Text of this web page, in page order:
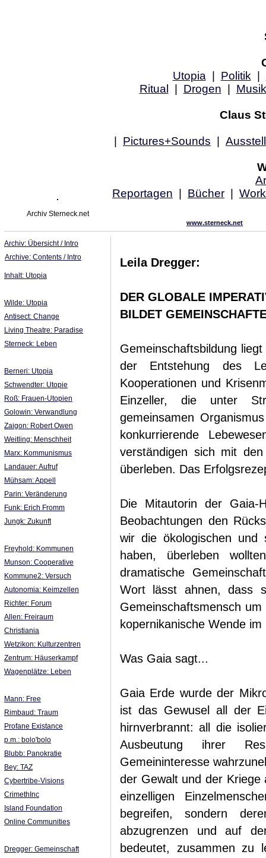
Utopia
Politik
Ritual
Drogen Musik
Claus
Pictures+Sounds
Reportagen
Bücher
Archiv Sterneck.net
www.sterneck.net
Archiv: Übersicht / Intro
Archive: Contents / Intro
Inhalt: Utopia
Wilde: Utopia
Antisect: Change
Living Theatre: Paradise
Sterneck: Leben
Berneri: Utopia
Schwendter: Utopie
Roß: Frauen-Utopien
Golowin: Verwandlung
Zaigon: Robert Owen
Weitling: Menschheit
Marx: Kommunismus
Landauer: Aufruf
Mühsam: Appell
Parin: Veränderung
Funk: Erich Fromm
Jungk: Zukunft
Freyhold: Kommunen
Munson: Cooperative
Kommune2: Versuch
Autonomia: Keimzellen
Richter: Forum
Allen: Freiraum
Christiania
Wetzikon: Kulturzentren
Zentrum: Häuserkampf
Wagenplätze: Leben
Mann: Free
Rimbaud: Traum
Profane Existance
p.m.: bolo'bolo
Blubb: Panokratie
Bey: TAZ
Cybertribe-Visions
CrimethInc
Island Foundation
Online Communities
Dregger: Gemeinschaft
Leila Dregger:
DER GLOBALE
BILDET
Gemeinschaftsbildung
der Entstehung des
Kooperationen und
Einzeller, die unter
gemeinsamen
konkurrierende
verständigen sich mit
überleben. Das
Die Mitautorin der Gaia-
Beobachtungen den
wir die ökologischen und
haben, überleben
dramatische
Wort lässt ahnen, dass
Gemeinschaftsmensch
kopernikanische Wende
Was Gaia sagt...
Gaia Erde wurde der
ist das Gewusel all der
hirnverbrannt: all die
Ausbeutung ihrer
Gemeininteresse
der Gewalt und der Kriege
einzelligen
begreifen, sondern
abzugrenzen und auf
bedeutet, zusammen zu